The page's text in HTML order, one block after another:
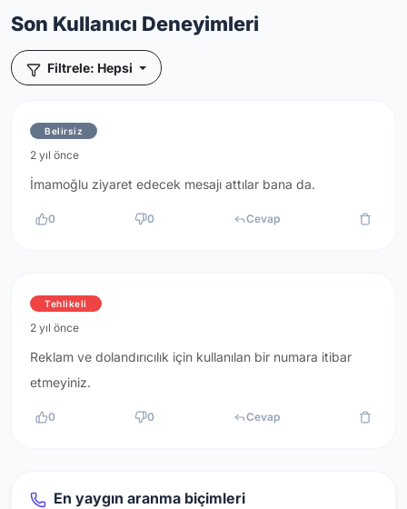
Son Kullanıcı Deneyimleri
Filtrele: Hepsi
Belirsiz
2 yıl önce
İmamoğlu ziyaret edecek mesajı attılar bana da.
0 0 Cevap
Tehlikeli
2 yıl önce
Reklam ve dolandırıcılık için kullanılan bir numara itibar
etmeyiniz.
0 0 Cevap
En yaygın aranma biçimleri